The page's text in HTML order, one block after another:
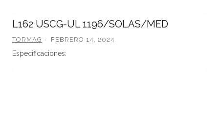
L162 USCG-UL 1196/SOLAS/MED
TORMAG FEBRERO 14, 2024
Especificaciones: